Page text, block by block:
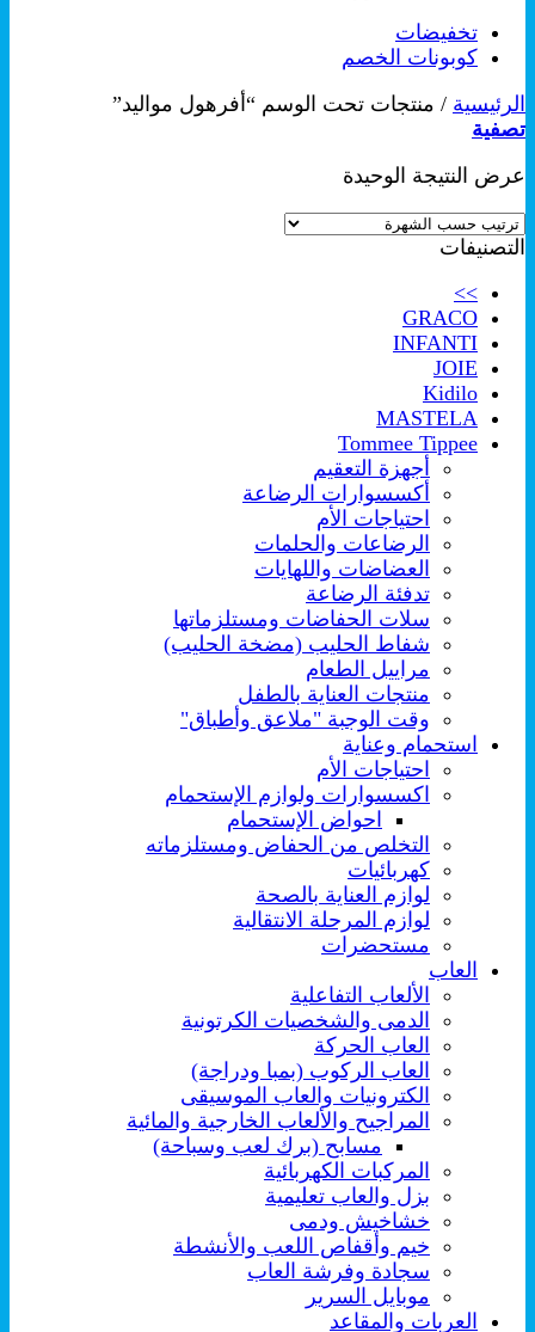
تخفيضات
كوبونات الخصم
الرئيسية / منتجات تحت الوسم “أفرهول مواليد”
تصفية
عرض النتيجة الوحيدة
التصنيفات
>>
GRACO
INFANTI
JOIE
Kidilo
MASTELA
Tommee Tippee
أجهزة التعقيم
أكسسوارات الرضاعة
احتياجات الأم
الرضاعات والحلمات
العضاضات واللهايات
تدفئة الرضاعة
سلات الحفاضات ومستلزماتها
شفاط الحليب (مضخة الحليب)
مراييل الطعام
منتجات العناية بالطفل
وقت الوجبة "ملاعق وأطباق"
استحمام وعناية
احتياجات الأم
اكسسوارات ولوازم الإستحمام
احواض الإستحمام
التخلص من الحفاض ومستلزماته
كهربائيات
لوازم العناية بالصحة
لوازم المرحلة الانتقالية
مستحضرات
العاب
الألعاب التفاعلية
الدمى والشخصيات الكرتونية
العاب الحركة
العاب الركوب (بمبا ودراجة)
الكترونيات والعاب الموسيقى
المراجيح والألعاب الخارجية والمائية
مسابح (برك لعب وسباحة)
المركبات الكهربائية
بزل والعاب تعليمية
خشاخيش ودمى
خيم وأقفاص اللعب والأنشطة
سجادة وفرشة العاب
موبايل السرير
العربات والمقاعد